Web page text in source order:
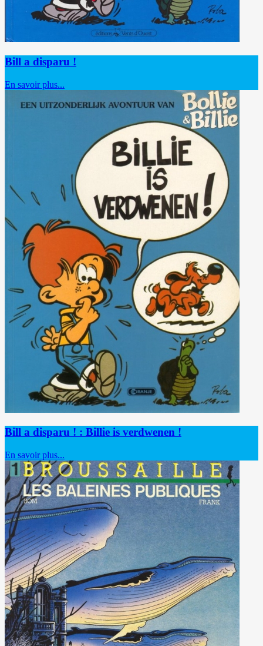
Bill a disparu !
En savoir plus...
Bill a disparu ! : Billie is verdwenen !
En savoir plus...